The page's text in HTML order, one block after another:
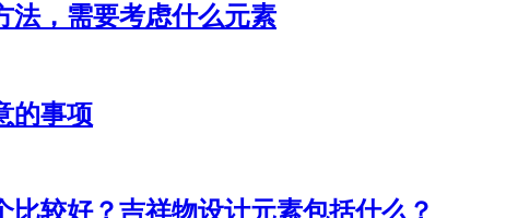
法，需要考虑什么元素
的事项
比较好？吉祥物设计元素包括什么？